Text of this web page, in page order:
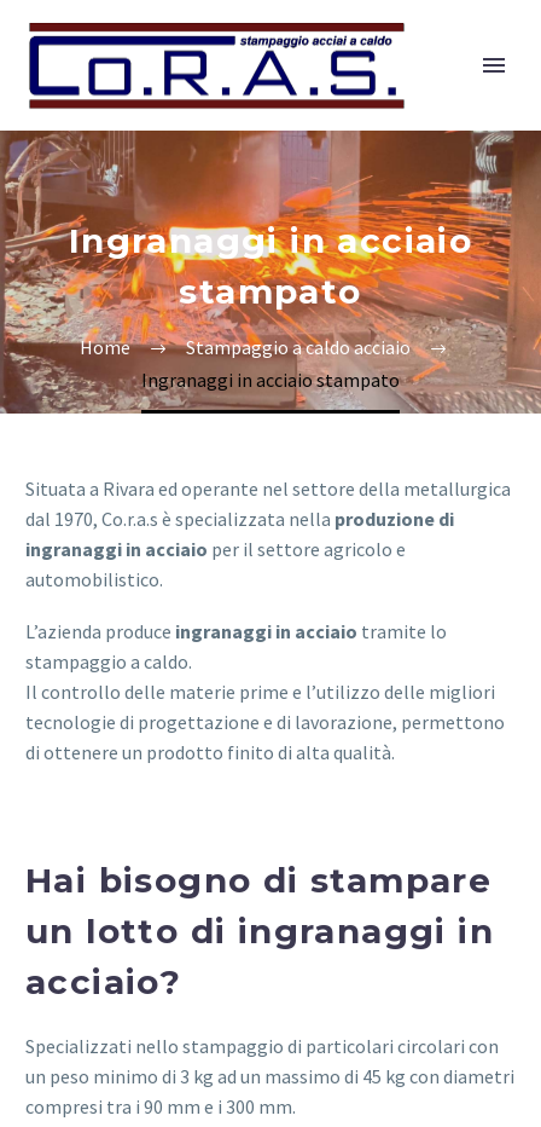
Ingranaggi in acciaio
stampato
Home
Stampaggio a caldo acciaio
Ingranaggi in acciaio stampato
Situata a Rivara ed operante nel settore della metallurgica
dal 1970, Co.r.a.s è specializzata nella produzione di
ingranaggi in acciaio per il settore agricolo e
automobilistico.
L’azienda produce ingranaggi in acciaio tramite lo
stampaggio a caldo.
Il controllo delle materie prime e l’utilizzo delle migliori
tecnologie di progettazione e di lavorazione, permettono
di ottenere un prodotto finito di alta qualità.
Hai bisogno di stampare
un lotto di ingranaggi in
acciaio?
Specializzati nello stampaggio di particolari circolari con
un peso minimo di 3 kg ad un massimo di 45 kg con diametri
compresi tra i 90 mm e i 300 mm.